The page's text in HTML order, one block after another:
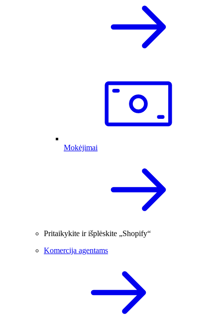
Mokėjimai
Pritaikykite ir išplėskite „Shopify“
Komercija agentams